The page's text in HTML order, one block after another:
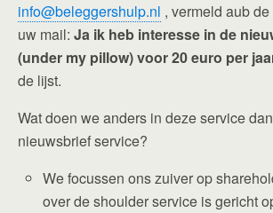
info@beleggershulp.nl , vermeld aub
uw mail: Ja ik heb interesse in de
(under my pillow) voor 20 euro per
de lijst.
Wat doen we anders in deze service
nieuwsbrief service?
We focussen ons zuiver op
over de shoulder service is gericht